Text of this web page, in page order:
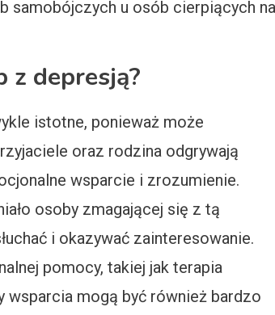
samobójczych u osób cierpiących na
z depresją?
istotne, ponieważ może
oraz rodzina odgrywają
wsparcie i zrozumienie.
osoby zmagającej się z tą
i okazywać zainteresowanie.
pomocy, takiej jak terapia
wsparcia mogą być również bardzo